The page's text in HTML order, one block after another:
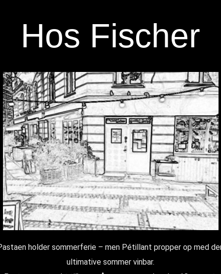
contentHos Fischer
holder sommerferie – men Pétillant propper op med
ultimative sommer vinbar.